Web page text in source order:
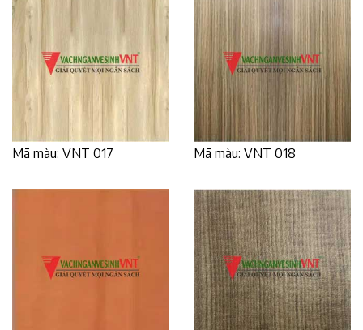
Mã màu: VNT 017 Mã màu: VNT 018